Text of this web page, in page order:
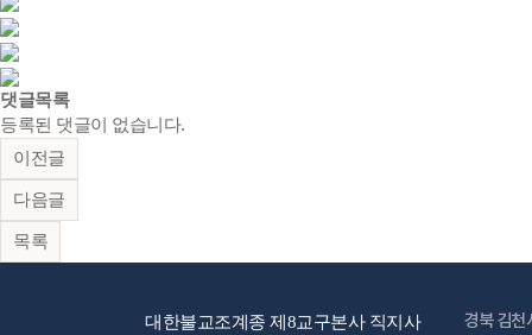
댓글목록
등록된 댓글이 없습니다.
이전글
다음글
목록
대한불교조계종 제8교구본사 직지사 경북 김천